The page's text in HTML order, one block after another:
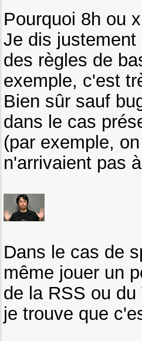
Pourquoi 8h ou
Je dis
des règles de
exemple, c'est
Bien sûr sauf
dans le cas
(par exemple,
n'arrivaient pas
Dans le cas de
même jouer un
de la RSS ou
je trouve que